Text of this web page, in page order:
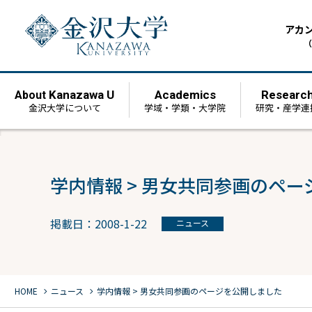
アカ
About Kanazawa U
金沢大学について
Academics
学域・学類・大学院 研究・産学連
学内情報 > 男女共同参画のペー
掲載日：2008-1-22 ニュース
HOME chevron_right ニュース chevron_right 学内情報 > 男女共同参画のページを公開しました